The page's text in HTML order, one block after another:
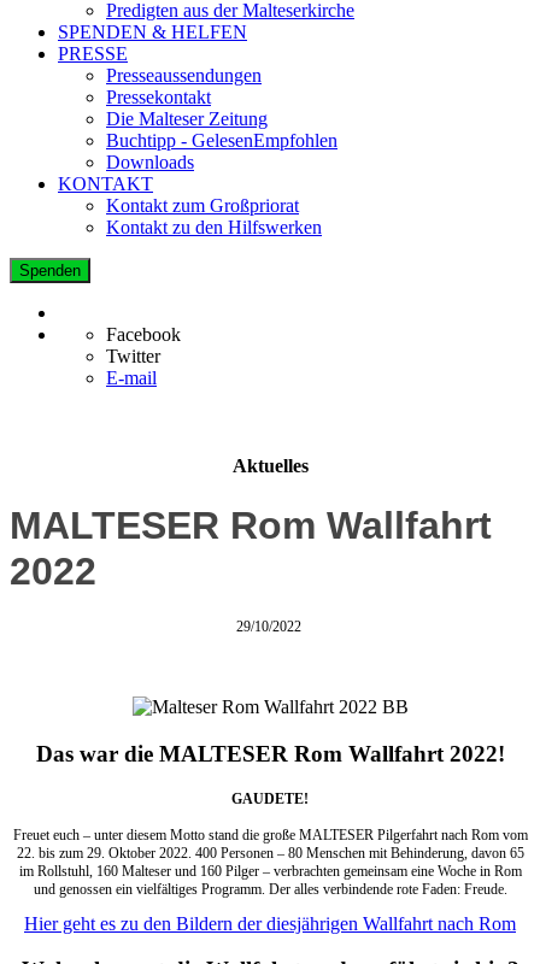
Predigten aus der Malteserkirche
SPENDEN & HELFEN
PRESSE
Presseaussendungen
Pressekontakt
Die Malteser Zeitung
Buchtipp - GelesenEmpfohlen
Downloads
KONTAKT
Kontakt zum Großpriorat
Kontakt zu den Hilfswerken
Spenden
Facebook
Twitter
E-mail
Aktuelles
MALTESER Rom Wallfahrt
2022
29/10/2022
Das war die MALTESER Rom Wallfahrt 2022!
GAUDETE!
Freuet euch – unter diesem Motto stand die große MALTESER Pilgerfahrt nach Rom vom
22. bis zum 29. Oktober 2022. 400 Personen – 80 Menschen mit Behinderung, davon 65
im Rollstuhl, 160 Malteser und 160 Pilger – verbrachten gemeinsam eine Woche in Rom
und genossen ein vielfältiges Programm. Der alles verbindende rote Faden: Freude.
Hier geht es zu den Bildern der diesjährigen Wallfahrt nach Rom